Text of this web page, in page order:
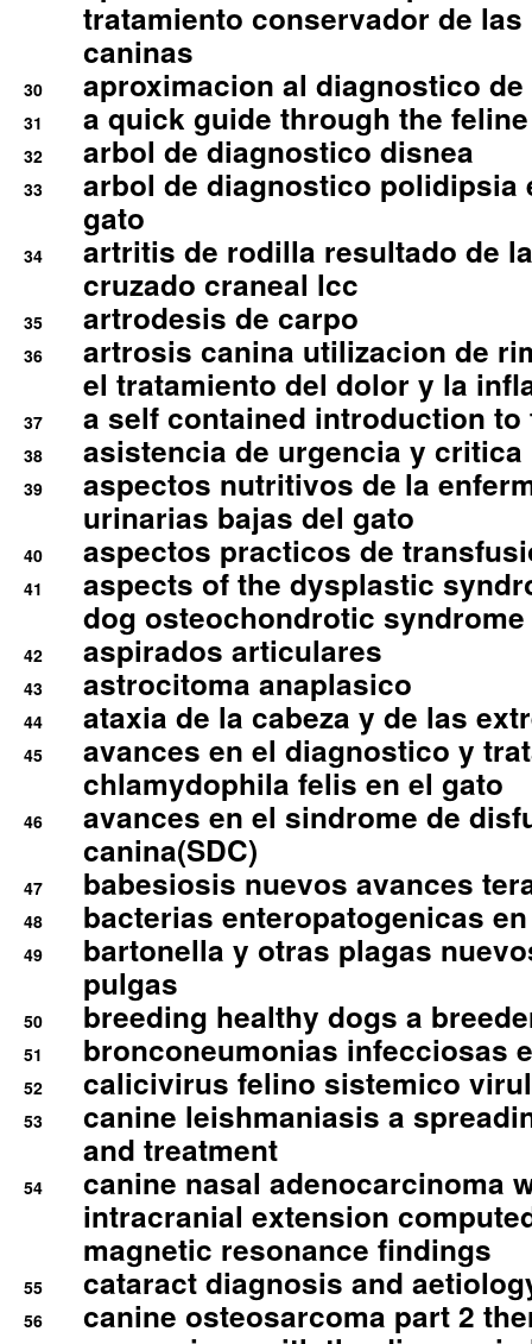
tratamiento conservador de
caninas
30 aproximacion al diagnostico
31 a quick guide through the
32 arbol de diagnostico disnea
33
arbol de diagnostico polidipsia
gato
34
artritis de rodilla resultado de
cruzado craneal lcc
35 artrodesis de carpo
36
artrosis canina utilizacion de
el tratamiento del dolor y la
37 a self contained introduction
38 asistencia de urgencia y
39
aspectos nutritivos de la
urinarias bajas del gato
40 aspectos practicos de
41
aspects of the dysplastic
dog osteochondrotic syndrome
42 aspirados articulares
43 astrocitoma anaplasico
44 ataxia de la cabeza y de las
45
avances en el diagnostico y
chlamydophila felis en el gato
46
avances en el sindrome de
canina(SDC)
47 babesiosis nuevos avances
48 bacterias enteropatogenicas
49
bartonella y otras plagas
pulgas
50 breeding healthy dogs a
51 bronconeumonias infecciosas
52 calicivirus felino sistemico
53
canine leishmaniasis a
and treatment
54
canine nasal adenocarcinoma
intracranial extension
magnetic resonance findings
55 cataract diagnosis and
56
canine osteosarcoma part 2